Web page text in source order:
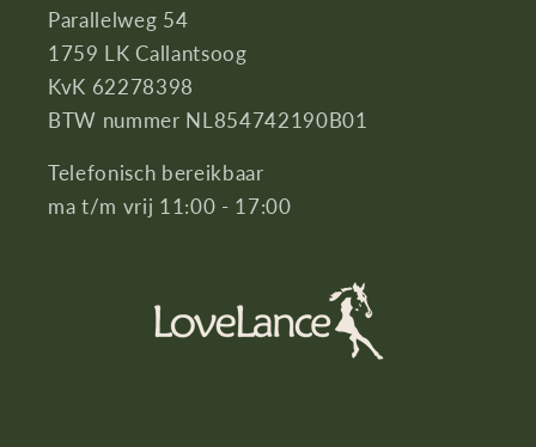
Parallelweg 54
1759 LK Callantsoog
KvK 62278398
BTW nummer NL854742190B01
Telefonisch bereikbaar
ma t/m vrij 11:00 - 17:00